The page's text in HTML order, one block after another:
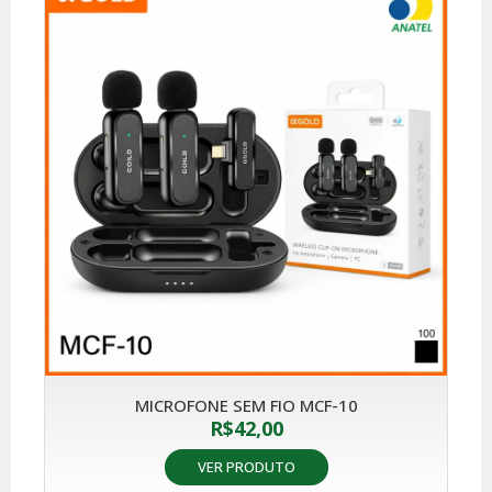
MICROFONE SEM FIO MCF-10
R$42,00
VER PRODUTO